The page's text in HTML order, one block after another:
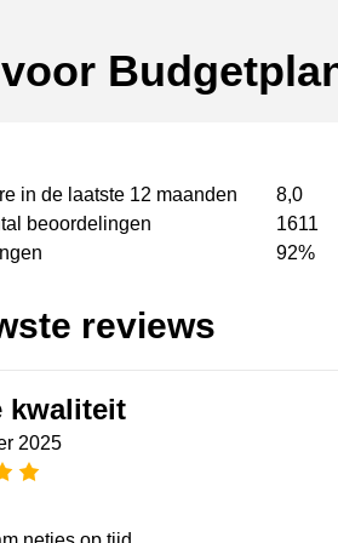
in de laatste 12 maanden
8,0
beoordelingen
1611
92%
reviews
kwaliteit
2025
5 sterren